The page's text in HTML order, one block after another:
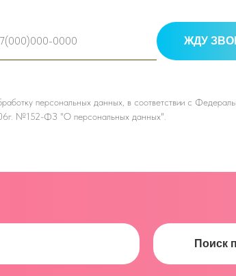
ЖДУ
персональных данных, в соответствии с
№152-ФЗ "О персональных данных".
Поиск